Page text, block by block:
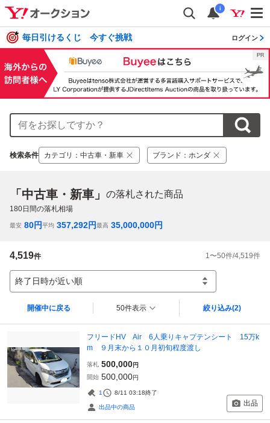
i
毎日引けるくじ 今すぐ挑戦 ログイン
検索条件 カテゴリ ： 中古車・新車 ブランド ： ホンダ
「中古車・新車」 の落札された商品
180日間の落札相場
最安 80円平均 357,292円最高 35,000,000円
4,519件 1 〜50件/4,519件
終了日時が近い順
開催中に戻る 50件表示 絞り込み(2)
フリードHV Air 6人乗りキャプテンシート 15万k
m ９月末から１０月初旬程度渡し
落札 500,000円
開始 500,000円
1 8/11 03:18終了
出品中の商品 出品